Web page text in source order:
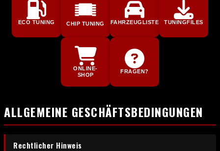
ECO TUNING CHIP TUNING FAHRZEUGLISTE TUNINGFILES
ONLINE-
SHOP
FRAGEN?
ALLGEMEINE GESCHÄFTSBEDINGUNGEN
Rechtlicher Hinweis